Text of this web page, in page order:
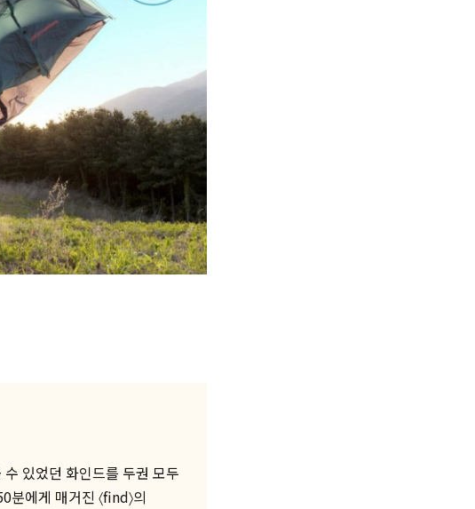
있었던 화인드를 두권 모두
에게 매거진 〈find〉의